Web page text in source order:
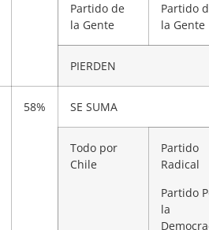
Partido de
la Gente
Partido
la Gente
PIERDEN
58% SE SUMA
Todo por
Chile
Partido
Radical
Partido
la